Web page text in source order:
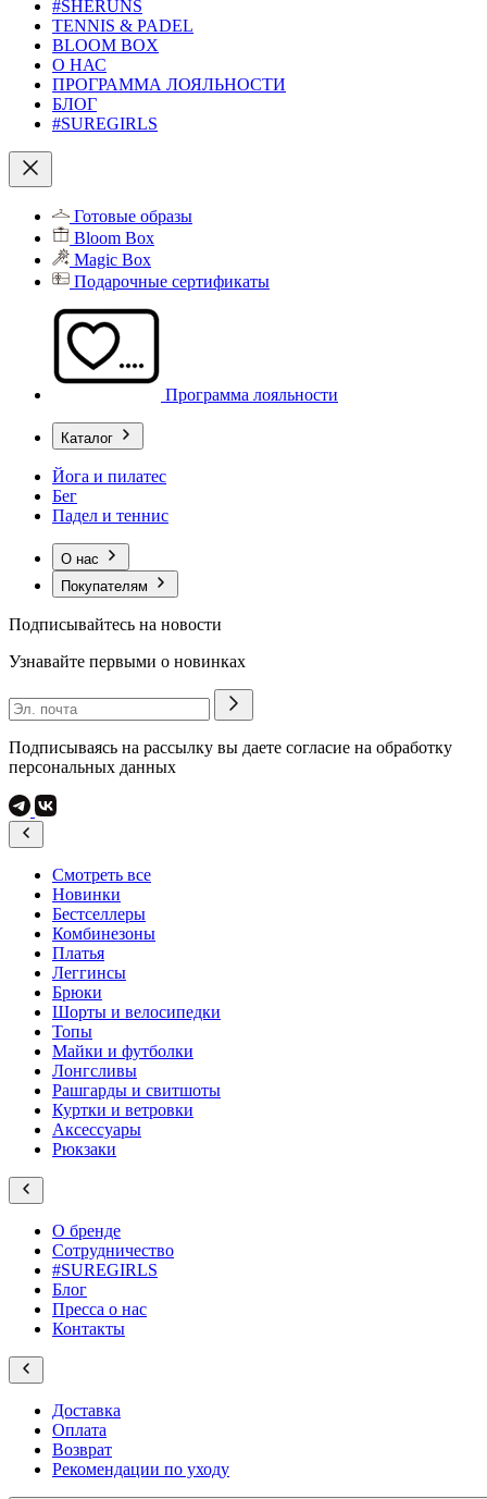
#SHERUNS
TENNIS & PADEL
BLOOM BOX
О НАС
ПРОГРАММА ЛОЯЛЬНОСТИ
БЛОГ
#SUREGIRLS
Готовые образы
Bloom Box
Magic Box
Подарочные сертификаты
Программа лояльности
Каталог
Йога и пилатес
Бег
Падел и теннис
О нас
Покупателям
Подписывайтесь на новости
Узнавайте первыми о новинках
Подписываясь на рассылку вы даете согласие на обработку
персональных данных
Смотреть все
Новинки
Бестселлеры
Комбинезоны
Платья
Леггинсы
Брюки
Шорты и велосипедки
Топы
Майки и футболки
Лонгсливы
Рашгарды и свитшоты
Куртки и ветровки
Аксессуары
Рюкзаки
О бренде
Сотрудничество
#SUREGIRLS
Блог
Пресса о нас
Контакты
Доставка
Оплата
Возврат
Рекомендации по уходу